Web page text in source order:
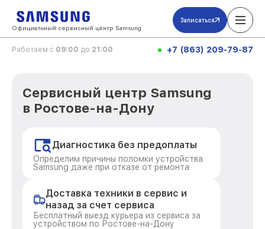
Официальный сервисный центр Samsung
Записаться
Работаем с 09:00 до 21:00 +7 (863) 209-79-87
Сервисный центр Samsung
в Ростове-на-Дону
Диагностика без предоплаты
Определим причины поломки устройства
Samsung даже при отказе от ремонта
Доставка техники в сервис и
назад за счет сервиса
Бесплатный выезд курьера из сервиса за
устройством по Ростове-на-Дону